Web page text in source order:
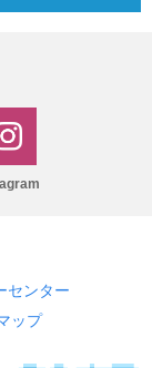
センター
ップ